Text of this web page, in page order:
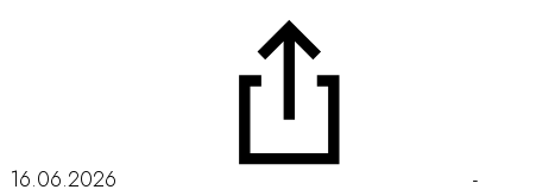
16.06.2026 -